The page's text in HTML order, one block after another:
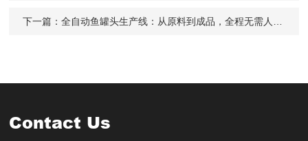
下一篇：全自动鱼罐头生产线：从原料到成品，全程无需人工干预！
Contact Us